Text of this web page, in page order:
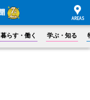
暮らす・働く 学ぶ・知る